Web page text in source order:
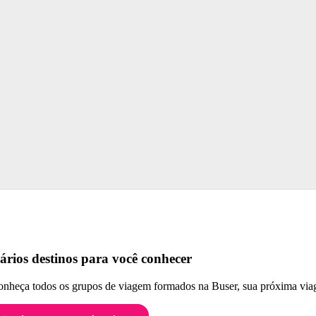
destinos para você conhecer
todos os grupos de viagem formados na Buser, sua próxima